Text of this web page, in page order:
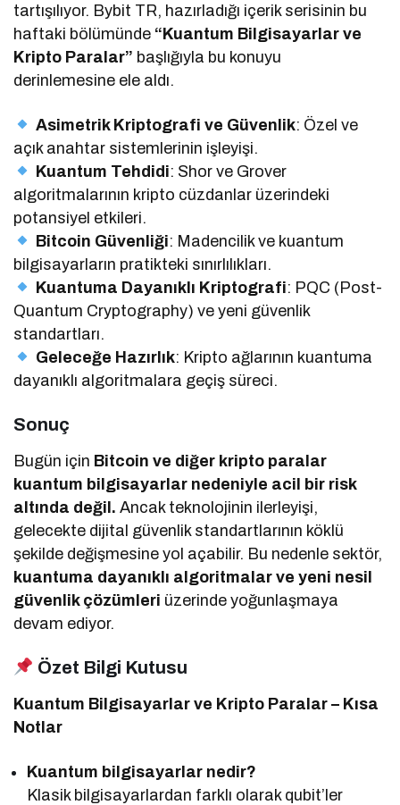
tartışılıyor. Bybit TR, hazırladığı içerik serisinin bu
haftaki bölümünde “Kuantum Bilgisayarlar ve
Kripto Paralar” başlığıyla bu konuyu
derinlemesine ele aldı.
Asimetrik Kriptografi ve Güvenlik: Özel ve
açık anahtar sistemlerinin işleyişi.
Kuantum Tehdidi: Shor ve Grover
algoritmalarının kripto cüzdanlar üzerindeki
potansiyel etkileri.
Bitcoin Güvenliği: Madencilik ve kuantum
bilgisayarların pratikteki sınırlılıkları.
Kuantuma Dayanıklı Kriptografi: PQC (Post-
Quantum Cryptography) ve yeni güvenlik
standartları.
Geleceğe Hazırlık: Kripto ağlarının kuantuma
dayanıklı algoritmalara geçiş süreci.
Sonuç
Bugün için Bitcoin ve diğer kripto paralar
kuantum bilgisayarlar nedeniyle acil bir risk
altında değil. Ancak teknolojinin ilerleyişi,
gelecekte dijital güvenlik standartlarının köklü
şekilde değişmesine yol açabilir. Bu nedenle sektör,
kuantuma dayanıklı algoritmalar ve yeni nesil
güvenlik çözümleri üzerinde yoğunlaşmaya
devam ediyor.
Özet Bilgi Kutusu
Kuantum Bilgisayarlar ve Kripto Paralar – Kısa
Notlar
Kuantum bilgisayarlar nedir?
Klasik bilgisayarlardan farklı olarak qubit’ler